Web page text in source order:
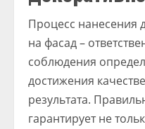
Процесс нанесения
на фасад –
соблюдения
достижения
результата.
гарантирует не